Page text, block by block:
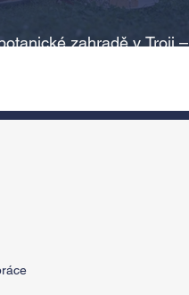
zahradě v Troji –